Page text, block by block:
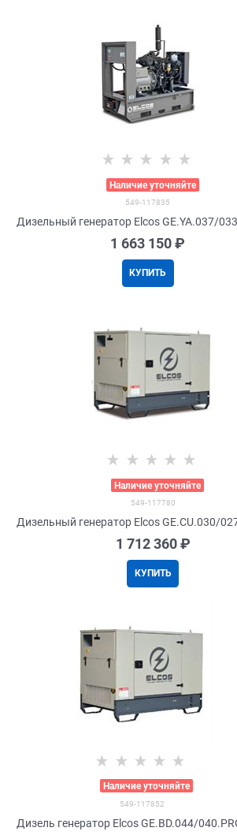
Наличие уточняйте
549-117835
Дизельный генератор Elcos GE.YA.037/
1 663 150 ₽
КУПИТЬ
Наличие уточняйте
549-117780
Дизельный генератор Elcos GE.CU.030/
1 712 360 ₽
КУПИТЬ
Наличие уточняйте
549-117852
Дизель генератор Elcos GE.BD.044/